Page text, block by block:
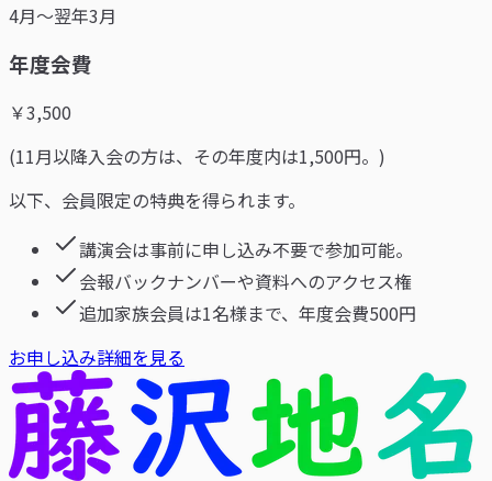
4月～翌年3月
年度会費
￥3,500
(11月以降入会の方は、その年度内は1,500円。)
以下、会員限定の特典を得られます。
講演会は事前に申し込み不要で参加可能。
会報バックナンバーや資料へのアクセス権
追加家族会員は1名様まで、年度会費500円
お申し込み詳細を見る